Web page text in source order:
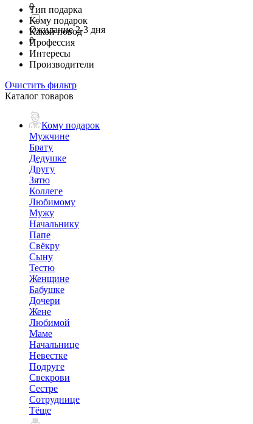
0
Ожидание 2-3 дня
0
Тип подарка
Кому подарок
Какой повод
Профессия
Интересы
Производители
Очистить фильтр
Каталог товаров
Кому подарок
Мужчине
Брату
Дедушке
Другу
Зятю
Коллеге
Любимому
Мужу
Начальнику
Папе
Свёкру
Сыну
Тестю
Женщине
Бабушке
Дочери
Жене
Любимой
Маме
Начальнице
Невестке
Подруге
Свекрови
Сестре
Сотруднице
Тёще